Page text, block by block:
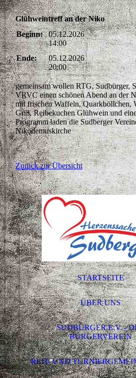
Glühweintreff an der Niko
Beginn:
05.12.2026
14:00
Ende:
05.12.2026
20:00
gemeinsam wollen RTG, Sudbürger,
VRVC einen schönen Abend an der
mit frischen Waffeln, Quarkböllchen,
Grill, Reibekuchen Glühwein und
Programm laden die Sudberger
Nikodemuskirche
Zurück zur Übersicht
STARTSEITE
ÜBER UNS
SUDBÜRGER E.V. -
BÜRGERVEREIN
REIT- UND